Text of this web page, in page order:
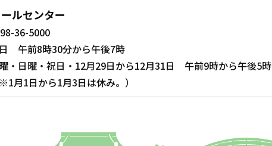
ルセンター
36-5000
午前8時30分から午後7時
・日曜・祝日・12月29日から12月31日 午前9時から午後5時
※1月1日から1月3日は休み。）